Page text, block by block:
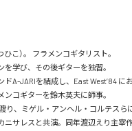
ひこ）。 フラメンコギタリスト。
学び、その後ギターを独習。
A-JARIを結成し、East West’84 に
ンコギターを鈴木英夫に師事。
り、ミゲル・アンヘル・コルテスら
ニサレスと共演。同年渡辺えり主